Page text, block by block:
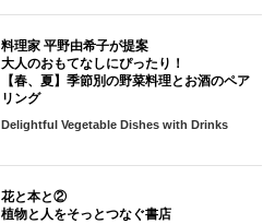
料理家 平野由希子が提案
大人のおもてなしにぴったり！
【春、夏】季節別の野菜料理とお酒のペア
リング
Delightful Vegetable Dishes with Drinks
花と本と②
植物と人をそっとつなぐ書店